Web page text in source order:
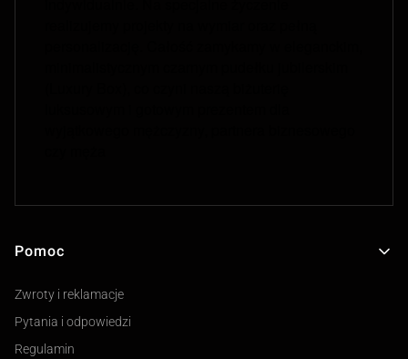
Linki w stopce
Pomoc
Zwroty i reklamacje
Pytania i odpowiedzi
Regulamin